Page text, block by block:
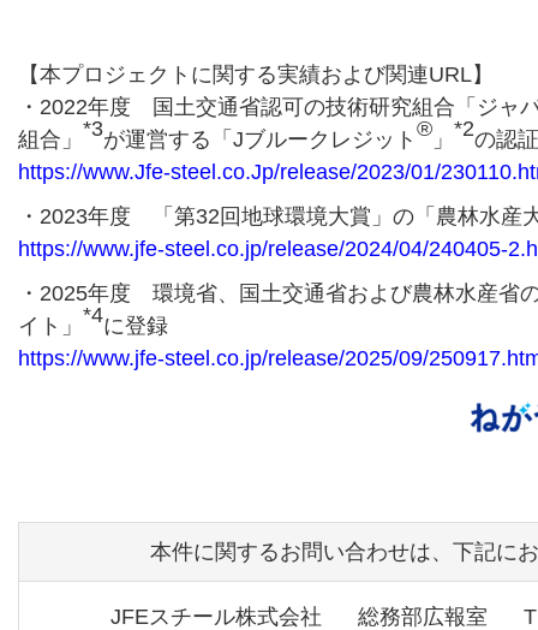
【本プロジェクトに関する実績および関連URL】
・2022年度 国土交通省認可の技術研究組合「ジャ
組合」 *3が運営する「Jブルークレジット ® 」 *2の認
https://www.Jfe-steel.co.Jp/release/2023/01/
・2023年度 「第32回地球環境大賞」の「農林水産
https://www.jfe-steel.co.jp/release/2024/04/240405-
・2025年度 環境省、国土交通省および農林水産省
イト」 *4に登録
https://www.jfe-steel.co.jp/release/2025/09/
本件に関するお問い合わせは、下記に
JFEスチール株式会社 総務部広報室